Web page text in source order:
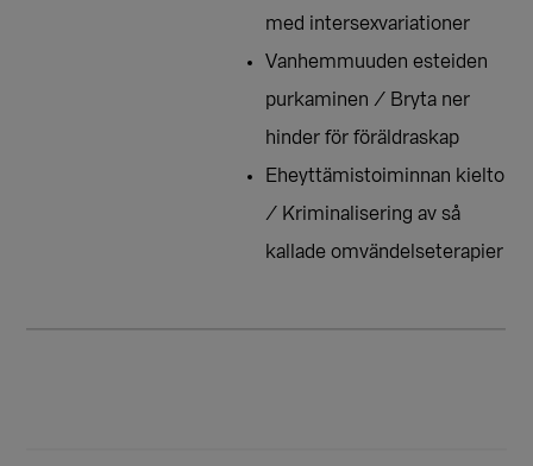
med intersexvariationer
Vanhemmuuden esteiden
purkaminen / Bryta ner
hinder för föräldraskap
Eheyttämistoiminnan kielto
/ Kriminalisering av så
kallade omvändelseterapier